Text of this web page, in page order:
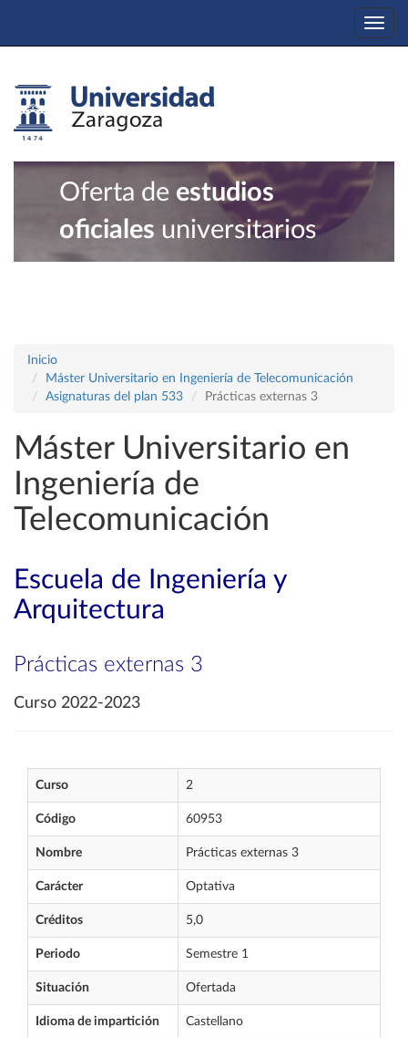
Oferta de estudios
oficiales universitarios
Inicio
Máster Universitario en Ingeniería de Telecomunicación
Asignaturas del plan 533
Prácticas externas 3
Máster Universitario en
Ingeniería de
Telecomunicación
Escuela de Ingeniería y
Arquitectura
Prácticas externas 3
Curso 2022-2023
Curso 2
Código 60953
Nombre Prácticas externas 3
Carácter Optativa
Créditos 5,0
Periodo Semestre 1
Situación Ofertada
Idioma de impartición Castellano